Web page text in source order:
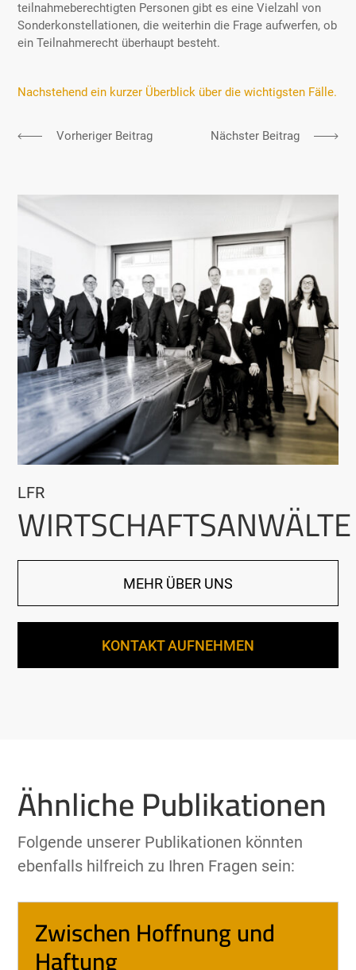
teilnahmeberechtigten Personen gibt es eine Vielzahl von
Sonderkonstellationen, die weiterhin die Frage aufwerfen, ob
ein Teilnahmerecht überhaupt besteht.
Nachstehend ein kurzer Überblick über die wichtigsten Fälle.
Vorheriger Beitrag Nächster Beitrag
LFR
WIRTSCHAFTSANWÄLTE
MEHR ÜBER UNS
KONTAKT AUFNEHMEN
Ähnliche Publikationen
Folgende unserer Publikationen könnten
ebenfalls hilfreich zu Ihren Fragen sein:
Zwischen Hoffnung und